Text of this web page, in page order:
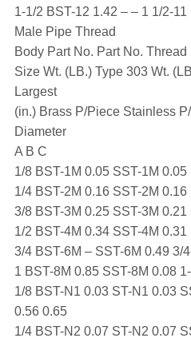
1-1/2 BST-12 1.42 – – 1 1/2-
Male Pipe Thread
Body Part No. Part No.
Size Wt. (LB.) Type 303 Wt.
Largest
(in.) Brass P/Piece Stainless
Diameter
A B C
1/8 BST-1M 0.05 SST-1M
1/4 BST-2M 0.16 SST-2M
3/8 BST-3M 0.25 SST-3M
1/2 BST-4M 0.34 SST-4M
3/4 BST-6M – SST-6M 0.49 3/
1 BST-8M 0.85 SST-8M 0.08
1/8 BST-N1 0.03 ST-N1 0.03
0.56 0.65
1/4 BST-N2 0.07 ST-N2 0.07